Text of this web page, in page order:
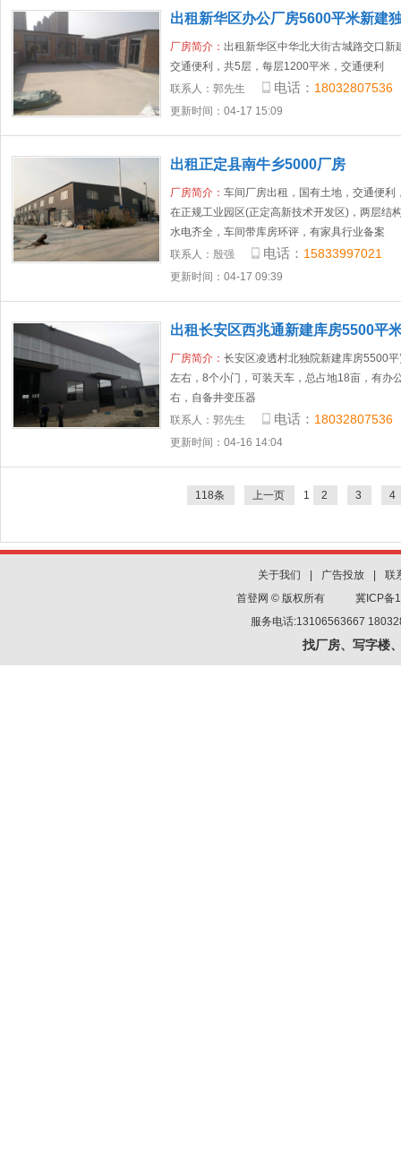
出租新华区办公厂房5600平米新建
厂房简介： 出租新华区中华北大街古城路交口新
交通便利，共5层，每层1200平米，交通便利
联系人： 郭先生 电话： 18032807536
更新时间：04-17 15:09
出租正定县南牛乡5000厂房
厂房简介： 车间厂房出租，国有土地，交通便利
在正规工业园区(正定高新技术开发区)，两层结
水电齐全，车间带库房环评，有家具行业备案
联系人： 殷强 电话： 15833997021
更新时间：04-17 09:39
出租长安区西兆通新建库房5500平
厂房简介： 长安区凌透村北独院新建库房5500
左右，8个小门，可装天车，总占地18亩，有办
右，自备井变压器
联系人： 郭先生 电话： 18032807536
更新时间：04-16 14:04
118条 上一页 1 2 3 4
关于我们 广告投放
联
首登网 © 版权所有
冀ICP备
服务电话:13106563667
找厂房、写字楼